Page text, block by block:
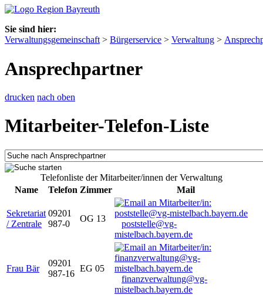
Sie sind hier:
Verwaltungsgemeinschaft > Bürgerservice > Verwaltung >
Ansprechpartner
drucken nach oben
Mitarbeiter-Telefon-Liste
Telefonliste der Mitarbeiter/innen der Verwaltung
Name
Telefon Zimmer Mail
Sekretariat
/ Zentrale
09201
987-0
OG 13
poststelle@vg-
mistelbach.bayern.de
Frau Bär
09201
987-16
EG 05
finanzverwaltung@vg-
mistelbach.bayern.de